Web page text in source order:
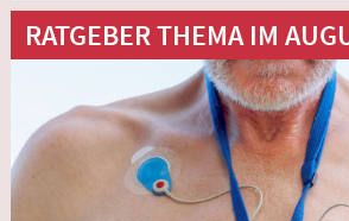
RATGEBER THEMA IM